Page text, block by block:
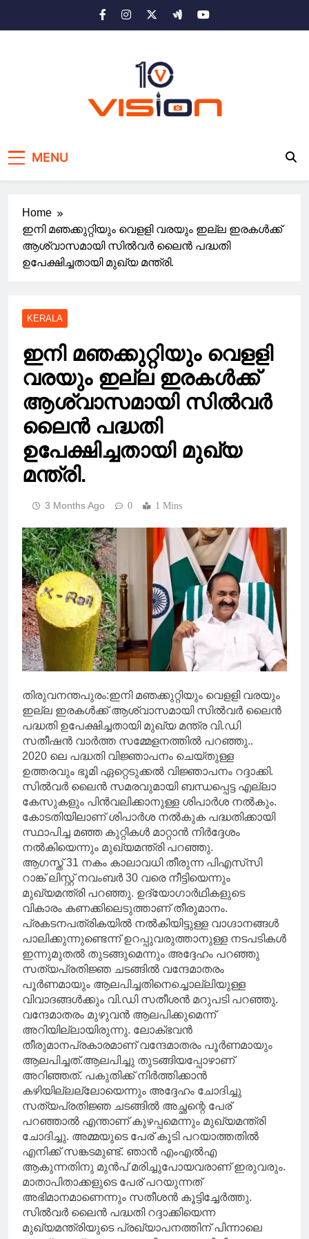
MENU
Home
ഇനി മഞക്കുറ്റിയും വെളളി വരയും ഇല്ല ഇരകൾക്ക്
ആശ്വാസമായി സിൽവർ ലൈൻ പദ്ധതി
ഉപേക്ഷിച്ചതായി മുഖ്യ മന്ത്രി.
KERALA
ഇനി മഞക്കുറ്റിയും വെളളി
വരയും ഇല്ല ഇരകൾക്ക്
ആശ്വാസമായി സിൽവർ
ലൈൻ പദ്ധതി
ഉപേക്ഷിച്ചതായി മുഖ്യ
മന്ത്രി.
3 Months Ago 0 1 Mins
തിരുവനന്തപുരം:ഇനി മഞക്കുറ്റിയും വെളളി വരയും
ഇല്ല ഇരകൾക്ക് ആശ്വാസമായി സിൽവർ ലൈൻ
പദ്ധതി ഉപേക്ഷിച്ചതായി മുഖ്യ മന്ത്ര വി.ഡി
സതീഷൻ വാർത്ത സമ്മേളനത്തിൽ പറഞ്ഞു..
2020 ലെ പദ്ധതി വിജ്ഞാപനം ചെയ്തുള്ള
ഉത്തരവും ഭൂമി ഏറ്റെടുക്കൽ വിജ്ഞാപനം റദ്ദാക്കി.
സിൽവർ ലൈൻ സമരവുമായി ബന്ധപ്പെട്ട എല്ലാ
കേസുകളും പിൻവലിക്കാനുള്ള ശിപാർശ നൽകും.
കോടതിയിലാണ് ശിപാർശ നൽകുക പദ്ധതിക്കായി
സ്ഥാപിച്ച മഞ്ഞ കുറ്റികൾ മാറ്റാൻ നിർദ്ദേശം
നൽകിയെന്നും മുഖ്യമന്ത്രി പറഞ്ഞു.
ആഗസ്ത് 31 നകം കാലാവധി തീരുന്ന പിഎസ്‍സി
റാങ്ക് ലിസ്റ്റ് നവംബർ 30 വരെ നീട്ടിയെന്നും
മുഖ്യമന്ത്രി പറഞ്ഞു. ഉദ്യോഗാർഥികളുടെ
വികാരം കണക്കിലെടുത്താണ് തീരുമാനം.
പ്രകടനപത്രികയിൽ നൽകിയിട്ടുള്ള വാഗ്ദാനങ്ങൾ
പാലിക്കുന്നുണ്ടെന്ന് ഉറപ്പുവരുത്താനുള്ള നടപടികൾ
ഇന്നുമുതൽ തുടങ്ങുമെന്നും അദ്ദേഹം പറഞ്ഞു
സത്യപ്രതിജ്ഞ ചടങ്ങില്‍ വന്ദേമാതരം
പൂര്‍ണമായും ആലപിച്ചതിനെച്ചൊല്ലിയുള്ള
വിവാദങ്ങള്‍ക്കും വി.ഡി സതീശന്‍ മറുപടി പറഞ്ഞു.
വന്ദേമാതരം മുഴുവൻ ആലപിക്കുമെന്ന്
അറിയില്ലായിരുന്നു. ലോക്ഭവൻ
തീരുമാനപ്രകാരമാണ് വന്ദേമാതരം പൂർണമായും
ആലപിച്ചത്.ആലപിച്ചു തുടങ്ങിയപ്പോഴാണ്
അറിഞ്ഞത്. പകുതിക്ക് നിർത്തിക്കാൻ
കഴിയില്ലല്ലോയെന്നും അദ്ദേഹം ചോദിച്ചു
സത്യപ്രതിജ്ഞ ചടങ്ങില്‍ അച്ഛന്റെ പേര്
പറഞ്ഞാല്‍ എന്താണ് കുഴപ്പമെന്നും മുഖ്യമന്ത്രി
ചോദിച്ചു. അമ്മയുടെ പേര് കൂടി പറയാത്തതിൽ
എനിക്ക് സങ്കടമുണ്ട്. ഞാൻ എംഎൽഎ
ആകുന്നതിനു മുൻപ് മരിച്ചുപോയവരാണ് ഇരുവരും.
മാതാപിതാക്കളുടെ പേര് പറയുന്നത്
അഭിമാനമാണെന്നും സതീശന്‍ കൂട്ടിച്ചേര്‍ത്തു.
സില്‍വര്‍ ലൈന്‍ പദ്ധതി റദ്ദാക്കിയെന്ന
മുഖ്യമന്ത്രിയുടെ പ്രഖ്യാപനത്തിന് പിന്നാലെ